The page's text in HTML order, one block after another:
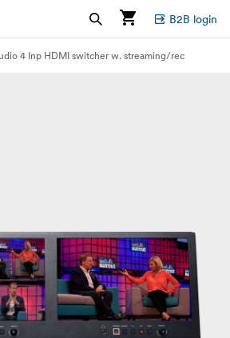
B2B login
4 Inp HDMI switcher w. streaming/rec